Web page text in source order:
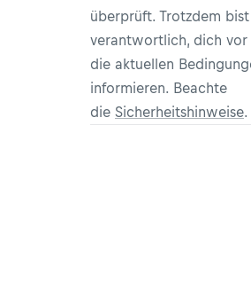
überprüft. Trotzdem
verantwortlich, dich vor
die aktuellen
informieren. Beachte
die Sicherheitshinweise.